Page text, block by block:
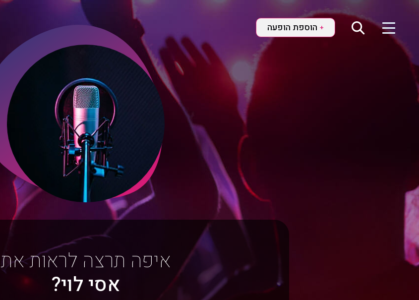
+ הוספת הופעה
איפה תרצה לראות את
אסי לוי?